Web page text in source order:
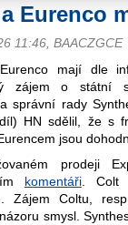
Eurenco
11:46, BAACZGCE
mají dle
zájem o státní
správní rady
HN sdělil, že s
jsou
prodeji
komentáři. Colt
Zájem Coltu,
smysl.